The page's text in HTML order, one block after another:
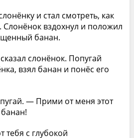
и стал смотреть, как
Слонёнок вздохнул и положил
банан.
слонёнок. Попугай
взял банан и понёс его
— Прими от меня этот
с глубокой